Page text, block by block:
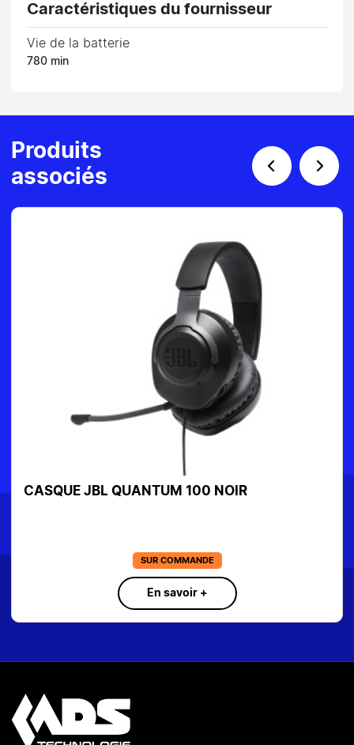
Caractéristiques du fournisseur
Vie de la batterie
780 min
Produits
associés
CASQUE JBL QUANTUM 100 NOIR
SUR COMMANDE
En savoir +